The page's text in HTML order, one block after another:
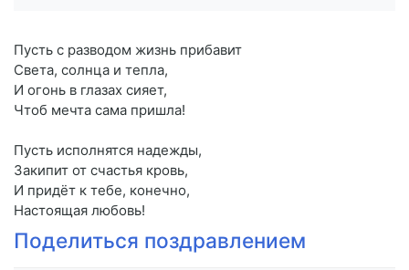
Пусть с разводом жизнь прибавит
Света, солнца и тепла,
И огонь в глазах сияет,
Чтоб мечта сама пришла!
Пусть исполнятся надежды,
Закипит от счастья кровь,
И придёт к тебе, конечно,
Настоящая любовь!
Поделиться поздравлением